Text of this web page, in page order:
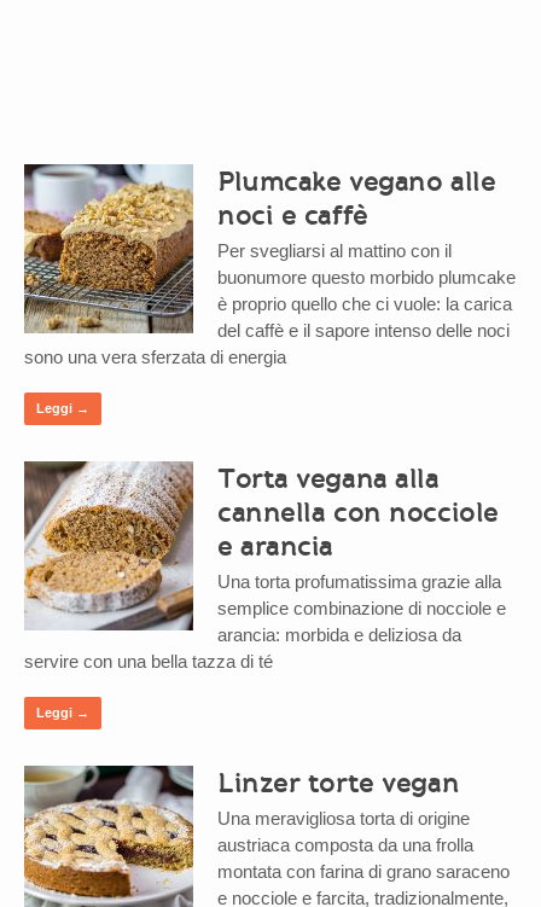
Plumcake vegano alle
noci e caffè
Per svegliarsi al mattino con il
buonumore questo morbido plumcake
è proprio quello che ci vuole: la carica
del caffè e il sapore intenso delle noci
sono una vera sferzata di energia
Leggi →
Torta vegana alla
cannella con nocciole
e arancia
Una torta profumatissima grazie alla
semplice combinazione di nocciole e
arancia: morbida e deliziosa da
servire con una bella tazza di té
Leggi →
Linzer torte vegan
Una meravigliosa torta di origine
austriaca composta da una frolla
montata con farina di grano saraceno
e nocciole e farcita, tradizionalmente,